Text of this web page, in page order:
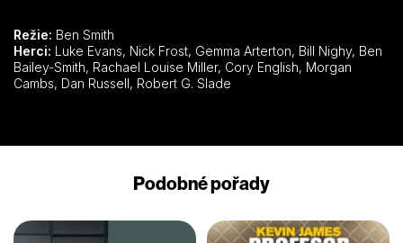
Režie: Ben Smith
Herci:
Bailey-Smith, Rachael Louise Miller, Cory English, Morgan
Cambs, Dan Russell, Robert G. Slade
Podobné pořady